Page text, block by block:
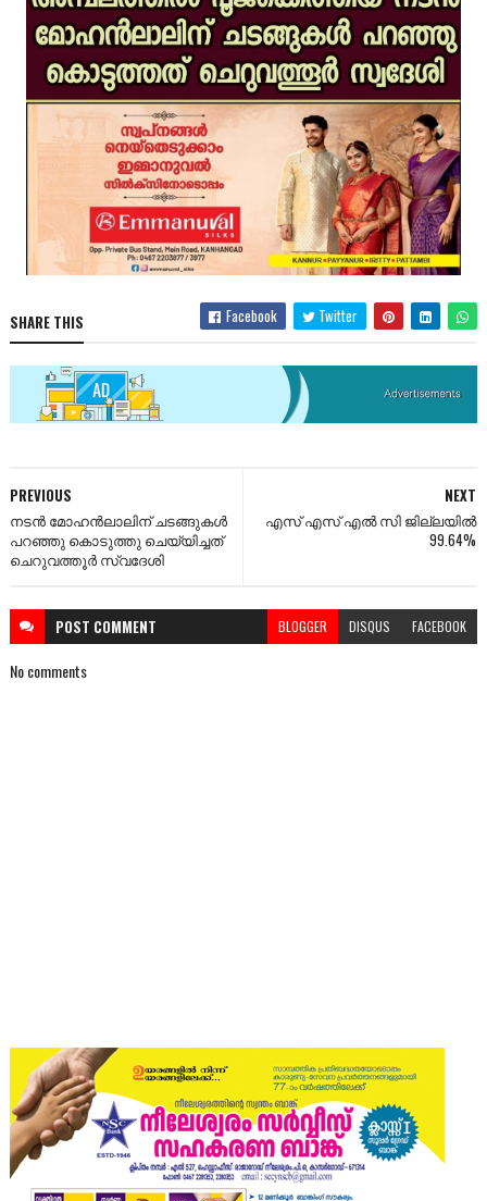
SHARE THIS Facebook Twitter
NEXT
എസ് എസ് എൽ സി ജില്ലയിൽ
99.64%
PREVIOUS
നടൻ മോഹൻലാലിന് ചടങ്ങുകൾ
പറഞ്ഞു കൊടുത്തു ചെയ്യിച്ചത്
ചെറുവത്തൂർ സ്വദേശി
POST COMMENT BLOGGER DISQUS FACEBOOK
No comments